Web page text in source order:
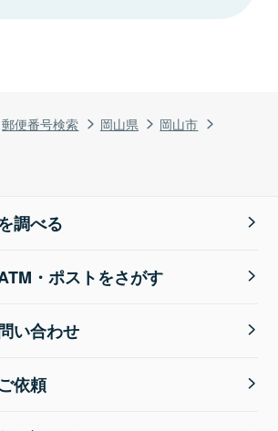
郵便番号検索 岡山県
岡山市
調べる
・ポストをさがす
い合わせ
依頼